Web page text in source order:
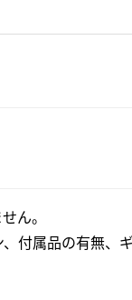
ん。
付属品の有無、